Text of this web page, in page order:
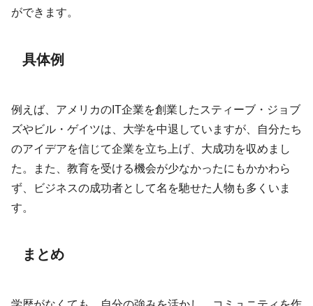
ができます。
具体例
例えば、アメリカのIT企業を創業したスティーブ・ジョブ
ズやビル・ゲイツは、大学を中退していますが、自分たち
のアイデアを信じて企業を立ち上げ、大成功を収めまし
た。また、教育を受ける機会が少なかったにもかかわら
ず、ビジネスの成功者として名を馳せた人物も多くいま
す。
まとめ